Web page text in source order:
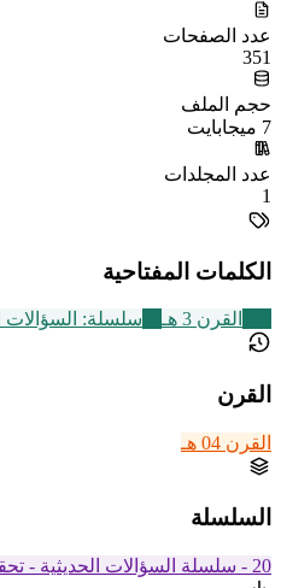
عدد الصفحات
351
حجم الملف
7 ميجابايت
عدد المجلدات
1
الكلمات المفتاحية
القرن 3 هـ سلسلة: السؤالات
القرن
القرن 04 هـ
السلسلة
20 - سلسلة السؤالات الحديثية - تحقيق محمد بن علي الأزهري